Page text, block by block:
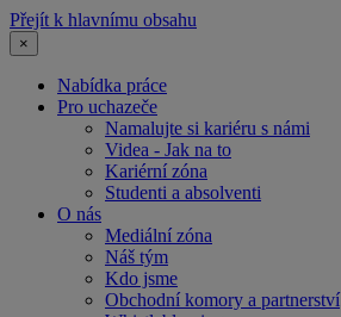
Přejít k hlavnímu obsahu
×
Nabídka práce
Pro uchazeče
Namalujte si kariéru s námi
Videa - Jak na to
Kariérní zóna
Studenti a absolventi
O nás
Mediální zóna
Náš tým
Kdo jsme
Obchodní komory a partnerství